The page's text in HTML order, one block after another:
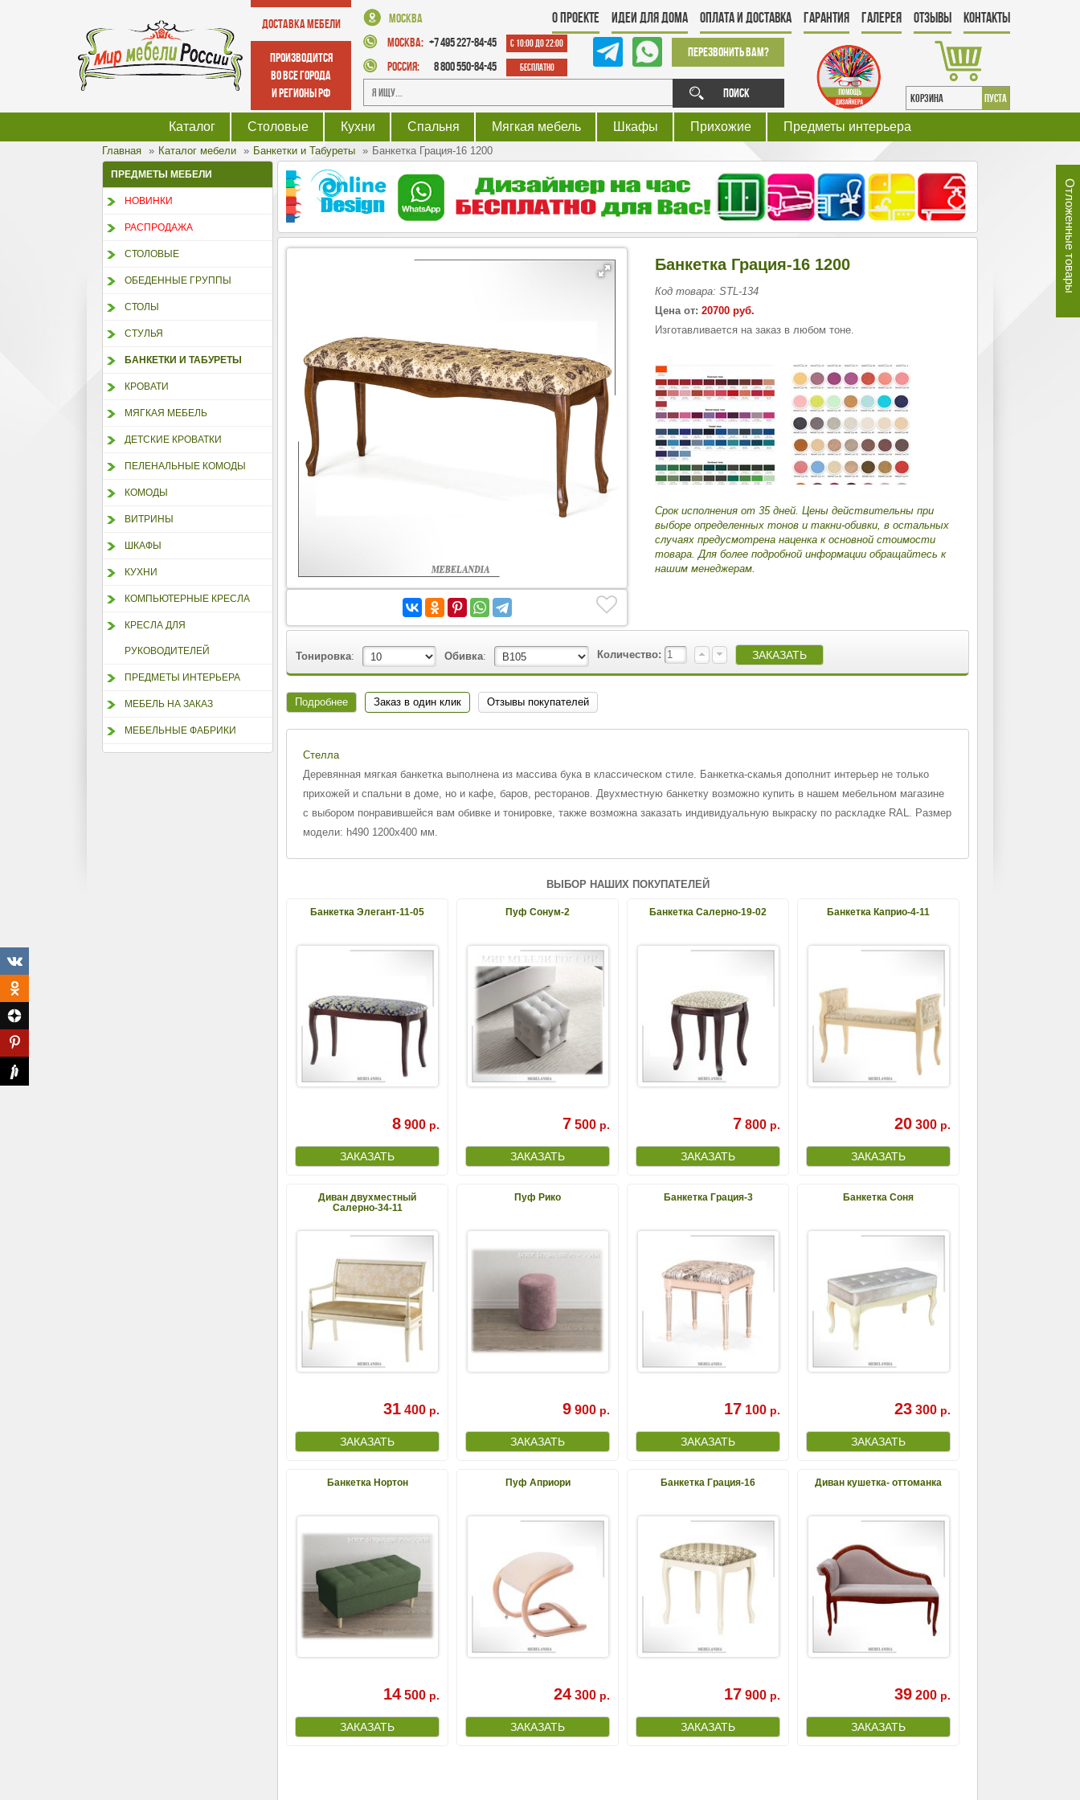
Доставка мебели
производится
во все города
и регионы РФ
Москва
Москва: +7 495 227-84-45 с 10:00 до 22:00
Россия: 8 800 550-84-45 Бесплатно
Перезвонить Вам?
Поиск КОРЗИНА пуста
О проекте Идеи для дома Оплата и Доставка Гарантия Галерея Отзывы Контакты
Каталог Столовые Кухни Спальня Мягкая мебель Шкафы Прихожие Предметы интерьера
Главная Каталог мебели Банкетки и Табуреты Банкетка Грация-16 1200
ПРЕДМЕТЫ МЕБЕЛИ
НОВИНКИ
РАСПРОДАЖА
СТОЛОВЫЕ
ОБЕДЕННЫЕ ГРУППЫ
СТОЛЫ
СТУЛЬЯ
БАНКЕТКИ И ТАБУРЕТЫ
КРОВАТИ
МЯГКАЯ МЕБЕЛЬ
ДЕТСКИЕ КРОВАТКИ
ПЕЛЕНАЛЬНЫЕ КОМОДЫ
КОМОДЫ
ВИТРИНЫ
ШКАФЫ
КУХНИ
КОМПЬЮТЕРНЫЕ КРЕСЛА
КРЕСЛА ДЛЯ
РУКОВОДИТЕЛЕЙ
ПРЕДМЕТЫ ИНТЕРЬЕРА
МЕБЕЛЬ НА ЗАКАЗ
МЕБЕЛЬНЫЕ ФАБРИКИ
Банкетка Грация-16 1200
Код товара: STL-134
Цена от: 20700 руб.
Изготавливается на заказ в любом тоне.
Срок исполнения от 35 дней. Цены действительны при
выборе определенных тонов и такни-обивки, в остальных
случаях предусмотрена наценка к основной стоимости
товара. Для более подробной информации обращайтесь к
нашим менеджерам.
Тонировка: Обивка: Количество:
Подробнее Заказ в один клик Отзывы покупателей
Стелла
Деревянная мягкая банкетка выполнена из массива бука в классическом стиле. Банкетка-скамья дополнит интерьер не только
прихожей и спальни в доме, но и кафе, баров, ресторанов. Двухместную банкетку возможно купить в нашем мебельном магазине
с выбором понравившейся вам обивке и тонировке, также возможна заказать индивидуальную выкраску по раскладке RAL. Размер
модели: h490 1200х400 мм.
ВЫБОР НАШИХ ПОКУПАТЕЛЕЙ
Банкетка Элегант-11-05
8 900 р.
Пуф Сонум-2
7 500 р.
Банкетка Салерно-19-02
7 800 р.
Банкетка Каприо-4-11
20 300 р.
Диван двухместный
Салерно-34-11
31 400 р.
Пуф Рико
9 900 р.
Банкетка Грация-3
17 100 р.
Банкетка Соня
23 300 р.
Банкетка Нортон
14 500 р.
Пуф Априори
24 300 р.
Банкетка Грация-16
17 900 р.
Диван кушетка- оттоманка
39 200 р.
Отложенные товары